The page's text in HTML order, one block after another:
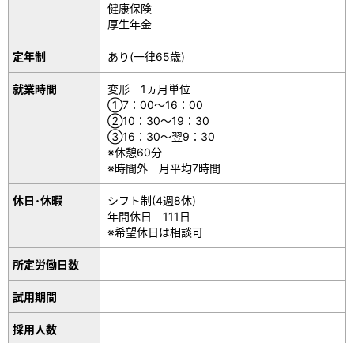
健康保険
厚生年金
定年制 あり(一律65歳)
就業時間
変形 1ヵ月単位
①7：00～16：00
②10：30～19：30
③16：30～翌9：30
※休憩60分
※時間外 月平均7時間
休日･休暇
シフト制(4週8休)
年間休日 111日
※希望休日は相談可
所定労働日数
試用期間
採用人数